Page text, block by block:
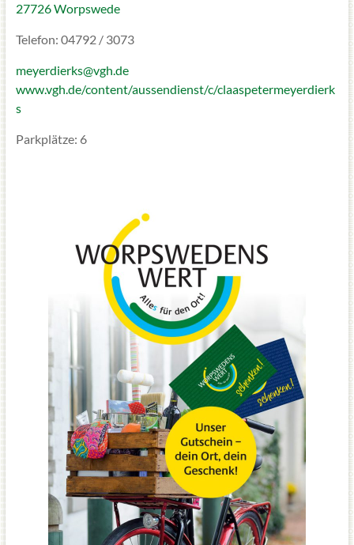
27726 Worpswede
Telefon: 04792 / 3073
meyerdierks@vgh.de
www.vgh.de/content/aussendienst/c/claaspetermeyerdierk
s
Parkplätze: 6